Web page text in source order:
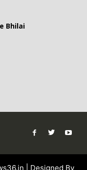
Bhilai
| Designed By